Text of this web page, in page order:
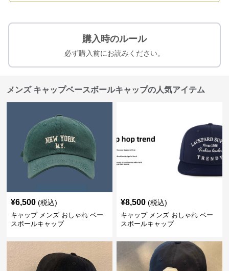
購入時のルール
必ず購入前にお読みください。
メンズ キャップベースボールキャップの人気アイテム
¥6,500 (税込)
キャップ メンズ おしゃれ ベー
スボールキャップ
¥8,500 (税込)
キャップ メンズ おしゃれ ベー
スボールキャップ